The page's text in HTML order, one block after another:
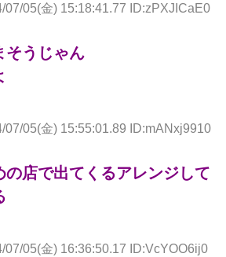
07/05(金) 15:18:41.77 ID:zPXJICaE0
そうじゃん
07/05(金) 15:55:01.89 ID:mANxj9910
の店で出てくるアレンジして
07/05(金) 16:36:50.17 ID:VcYOO6ij0